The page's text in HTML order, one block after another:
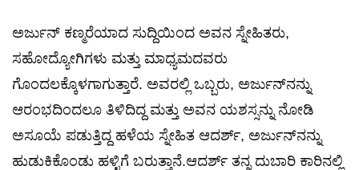
ಅರ್ಜುನ್ ಕಣ್ಮರೆಯಾದ ಸುದ್ದಿಯಿಂದ ಅವನ ಸ್ನೇಹಿತರು,
ಸಹೋದ್ಯೋಗಿಗಳು ಮತ್ತು ಮಾಧ್ಯಮದವರು
ಗೊಂದಲಕ್ಕೊಳಗಾಗುತ್ತಾರೆ. ಅವರಲ್ಲಿ ಒಬ್ಬರು, ಅರ್ಜುನ್‌ನನ್ನು
ಆರಂಭದಿಂದಲೂ ತಿಳಿದಿದ್ದ ಮತ್ತು ಅವನ ಯಶಸ್ಸನ್ನು ನೋಡಿ
ಅಸೂಯೆ ಪಡುತ್ತಿದ್ದ ಹಳೆಯ ಸ್ನೇಹಿತ ಆದರ್ಶ್, ಅರ್ಜುನ್‌ನನ್ನು
ಹುಡುಕಿಕೊಂಡು ಹಳ್ಳಿಗೆ ಬರುತ್ತಾನೆ.​ಆದರ್ಶ್ ತನ್ನ ದುಬಾರಿ ಕಾರಿನಲ್ಲಿ